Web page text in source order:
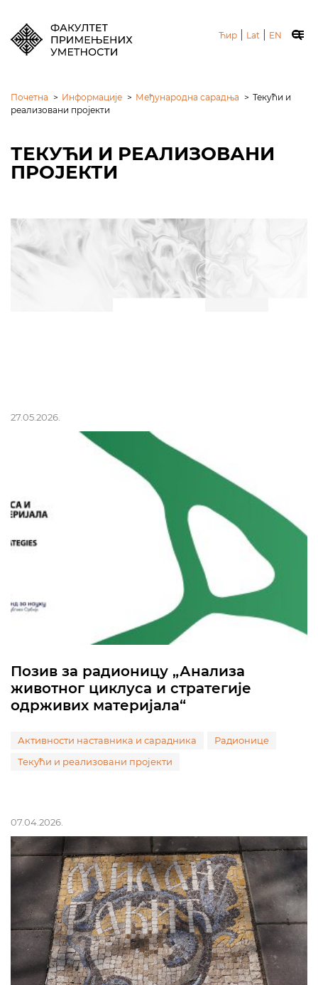
Ћир Lat EN
Почетна > Информације > Међународна сарадња > Текући и
реализовани пројекти
ТЕКУЋИ И РЕАЛИЗОВАНИ
ПРОЈЕКТИ
27.05.2026.
Позив за радионицу „Анализа
животног циклуса и стратегије
одрживих материјала“
Активности наставника и сарадника
Радионице
Текући и реализовани пројекти
07.04.2026.